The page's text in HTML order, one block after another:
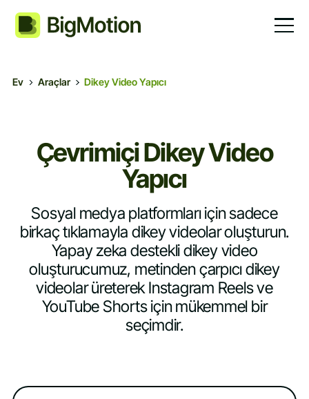
Ev Araçlar Dikey Video Yapıcı
Çevrimiçi Dikey Video
Yapıcı
Sosyal medya platformları için sadece
birkaç tıklamayla dikey videolar oluşturun.
Yapay zeka destekli dikey video
oluşturucumuz, metinden çarpıcı dikey
videolar üreterek Instagram Reels ve
YouTube Shorts için mükemmel bir
seçimdir.